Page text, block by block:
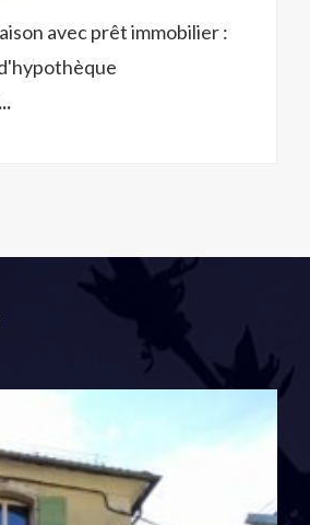
avec prêt immobilier :